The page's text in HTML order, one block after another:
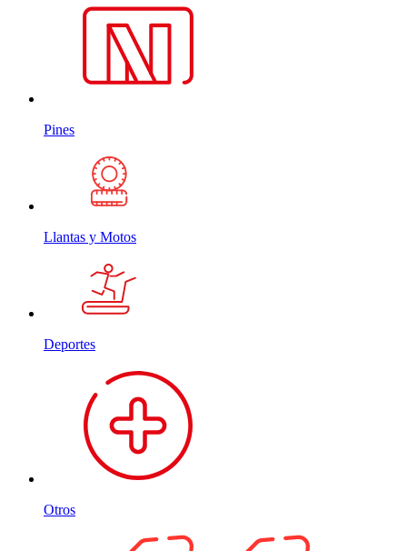
Pines
Llantas y Motos
Deportes
Otros